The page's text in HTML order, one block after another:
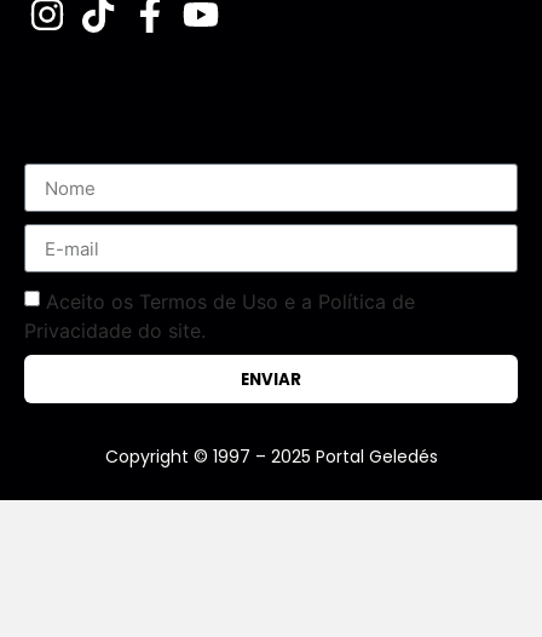
Aceito os Termos de Uso e a Política de
Privacidade do site.
ENVIAR
Copyright © 1997 – 2025 Portal Geledés